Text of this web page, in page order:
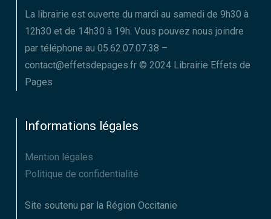
La librairie est ouverte du mardi au samedi de 9h30 à
12h30 et de 14h30 à 19h. Vous pouvez nous joindre
par téléphone au 05.62.07.07.38 –
contact@effetsdepages.fr © 2024 Librairie Effets de
Pages
Informations légales
Mention légales
Politique de confidentialité
Site soutenu par la Région Occitanie